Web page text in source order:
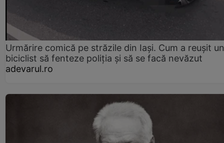
Urmărire comică pe străzile din Iași. Cum a reușit un
biciclist să fenteze poliția și să se facă nevăzut
adevarul.ro